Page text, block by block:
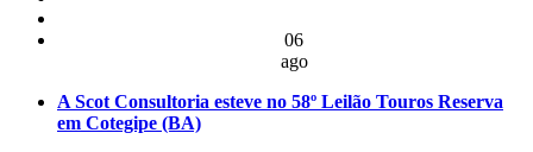
06
ago
A Scot Consultoria esteve no 58º Leilão Touros Reserva
em Cotegipe (BA)